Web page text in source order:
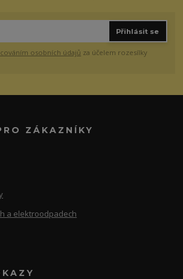
Přihlásit se
osobních údajů za účelem rozesílky
ZÁKAZNÍKY
a elektroodpadech